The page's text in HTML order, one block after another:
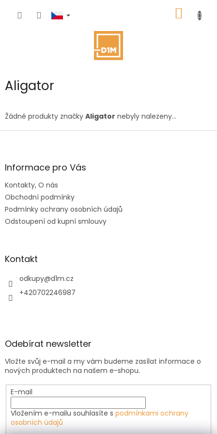
KOŠÍK
Aligator
Žádné produkty značky Aligator nebyly nalezeny...
Z
aInformace pro Vás
Kontakty, O nás
Obchodní podmínky
Podmínky ochrany osobních údajů
Odstoupení od kupní smlouvy
Kontakt
odkupy@d1m.cz
+420702246987
Odebírat newsletter
Vložte svůj e-mail a my vám budeme zasílat informace o
nových produktech na našem e-shopu.
E-mail
Vložením e-mailu souhlasíte s podmínkami ochrany
osobních údajů